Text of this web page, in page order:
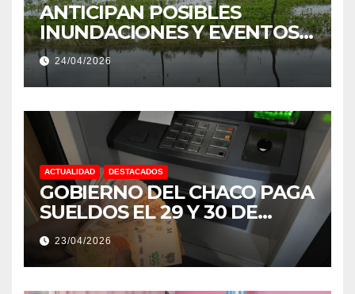
ANTICIPAN POSIBLES
INUNDACIONES Y EVENTOS
EXTREMOS: “PODRÍA SER UN
NIÑO MUY IMPORTANTE”
24/04/2026
ACTUALIDAD DESTACADOS
GOBIERNO DEL CHACO PAGA
SUELDOS EL 29 Y 30 DE
ABRIL, CON EL 2% DE
AUMENTO
23/04/2026